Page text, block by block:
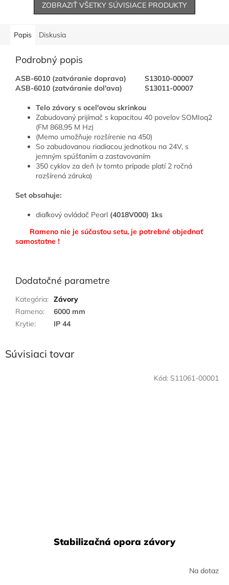
ZOBRAZIŤ VŠETKY SÚVISIACE PRODUKTY
Popis Diskusia
Podrobný popis
ASB-6010 (zatváranie doprava) S13010-00007
ASB-6010 (zatváranie dol'ava) S13011-00007
Telo závory s ocel'ovou skrinkou
Zabudovaný prijímač s kapacitou 40 povelov SOMIoq2
(FM 868,95 M Hz)
(Memo umožňuje rozšírenie na 450)
So zabudovanou riadiacou jednotkou na 24V, s
jemným spúšťaním a zastavovaním
350 cyklov za deň (v tomto prípade platí 2 ročná
rozšírená záruka)
Set obsahuje:
diaľkový ovládač Pearl (4018V000) 1ks
Rameno nie je súčasťou setu, je potrebné objednať
samostatne !
Dodatočné parametre
Kategória: Závory
Rameno:
6000 mm
Krytie: IP 44
Súvisiaci tovar
Stabilizačná opora závory
Na dotaz
Kód: S11061-00001